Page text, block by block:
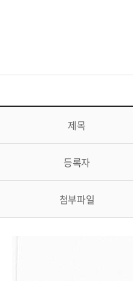
제목
등록자
첨부파일